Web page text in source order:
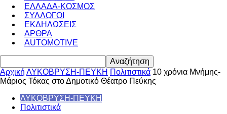
ΕΛΛΑΔΑ-ΚΟΣΜΟΣ
ΣΥΛΛΟΓΟΙ
ΕΚΔΗΛΩΣΕΙΣ
ΑΡΘΡΑ
AUTOMOTIVE
Αρχική ΛΥΚΟΒΡΥΣΗ-ΠΕΥΚΗ Πολιτιστικά 10 χρόνια Μνήμης-
Μάριος Τόκας στο Δημοτικό Θέατρο Πεύκης
ΛΥΚΟΒΡΥΣΗ-ΠΕΥΚΗ
Πολιτιστικά